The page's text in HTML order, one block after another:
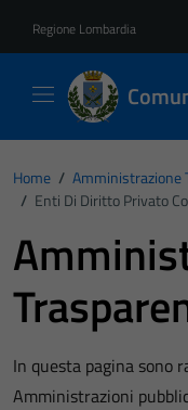
Regione Lombardia
Home / Amministrazione
/ Enti Di Diritto Privato
In questa pagina sono
Amministrazioni